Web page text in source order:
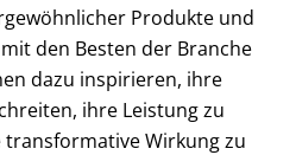
Produkte und
den Besten der Branche
dazu inspirieren, ihre
ihre Leistung zu
Wirkung zu